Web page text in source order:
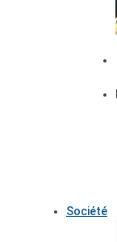
Société